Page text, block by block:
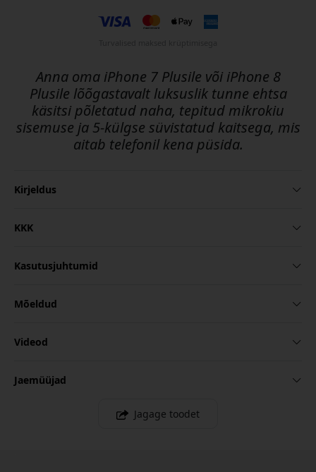
Anna oma iPhone 7 Plusile või iPhone 8
Plusile lõõgastavalt luksuslik tunne ehtsa
käsitsi põletatud naha, tepitud mikrokiu
sisemuse ja 5-külgse süvistatud kaitsega, mis
aitab telefonil kena püsida.
Kirjeldus
KKK
Kasutusjuhtumid
Mõeldud
Videod
Jaemüüjad
Jagage toodet